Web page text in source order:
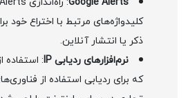
کلیدواژه‌های مرتبط با اختراع خود
ذکر یا انتشار آنلاین.
نرم‌افزارهای ردیابی IP
: استفاده
که برای ردیابی استفاده از